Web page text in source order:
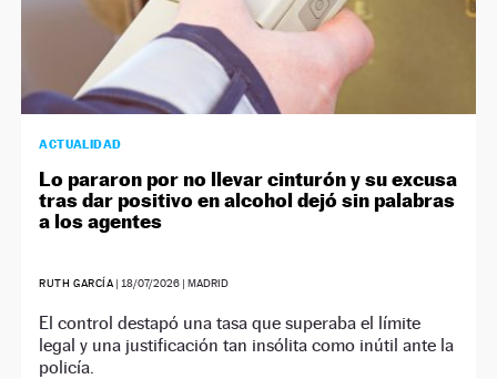
ACTUALIDAD
Lo pararon por no llevar cinturón y su excusa
tras dar positivo en alcohol dejó sin palabras
a los agentes
RUTH GARCÍA | 18/07/2026 | MADRID
El control destapó una tasa que superaba el límite
legal y una justificación tan insólita como inútil ante la
policía.